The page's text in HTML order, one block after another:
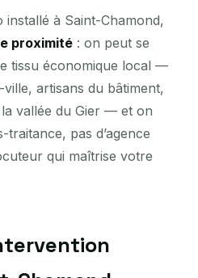
à Saint-Chamond,
proximité : on peut se
tissu économique local —
artisans du bâtiment,
vallée du Gier — et on
pas d’agence
qui maîtrise votre